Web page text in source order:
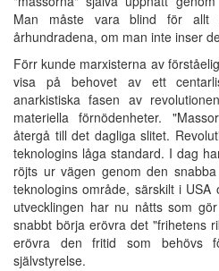
Man måste vara blind för allt
århundradena, om man inte inser
Förr kunde marxisterna av
visa på behovet av ett
anarkistiska fasen av
materiella förnödenheter.
återgå till det dagliga slitet.
teknologins låga standard. I dag
röjts ur vägen genom den
teknologins område, särskilt i
utvecklingen har nu nåtts som
snabbt börja erövra det "frihetens
erövra den fritid som behövs
självstyrelse.